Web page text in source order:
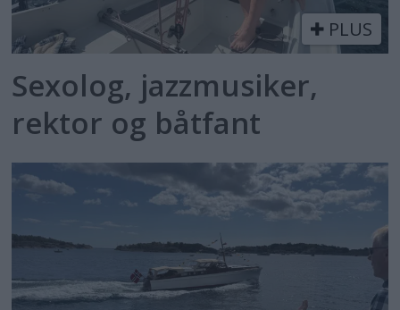
PLUS
Sexolog, jazzmusiker,
rektor og båtfant